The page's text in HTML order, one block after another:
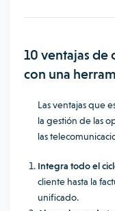
10 ventajas de
con una
Las ventajas que
la gestión de las
las
Integra todo el
cliente hasta la
unificado.